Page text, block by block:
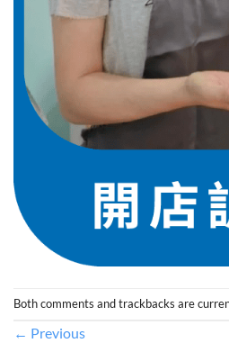
Both comments and trackbacks are
← Previous